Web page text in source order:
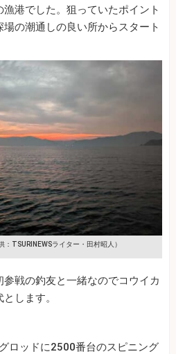
港でした。狙っていたポイント
の潮通しの良い所からスタート
：TSURINEWSライター・田村昭人）
戦の釣友と一緒なのでコウイカ
します。
ロッドに2500番台のスピニング